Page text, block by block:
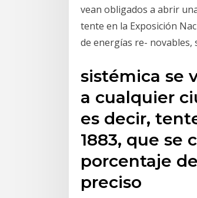
vean obligados a abrir
tente en la Exposición
de energías re- novables,
sistémica se
a cualquier
es decir,
1883, que se
porcentaje
preciso